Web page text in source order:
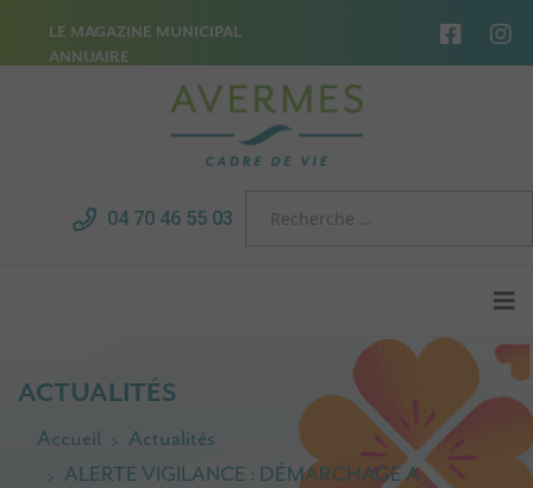
LE MAGAZINE MUNICIPAL
ANNUAIRE
04 70 46 55 03
ACTUALITÉS
Accueil
Actualités
ALERTE VIGILANCE : DÉMARCHAGE A